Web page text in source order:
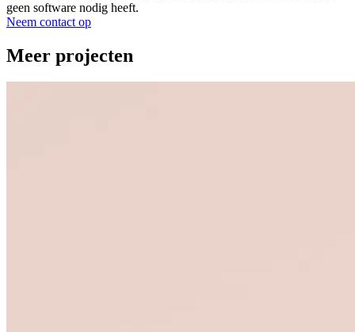
geen software nodig heeft.
Neem contact op
Meer projecten